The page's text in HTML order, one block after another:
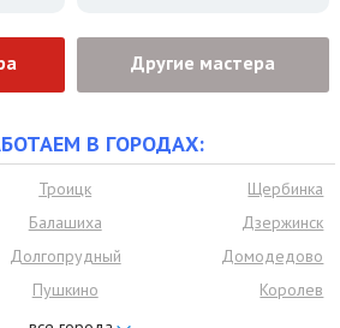
Другие мастера
В ГОРОДАХ:
Троицк
Щербинка
Балашиха
Дзержинск
Долгопрудный
Домодедово
Пушкино
Королев
Нахабино